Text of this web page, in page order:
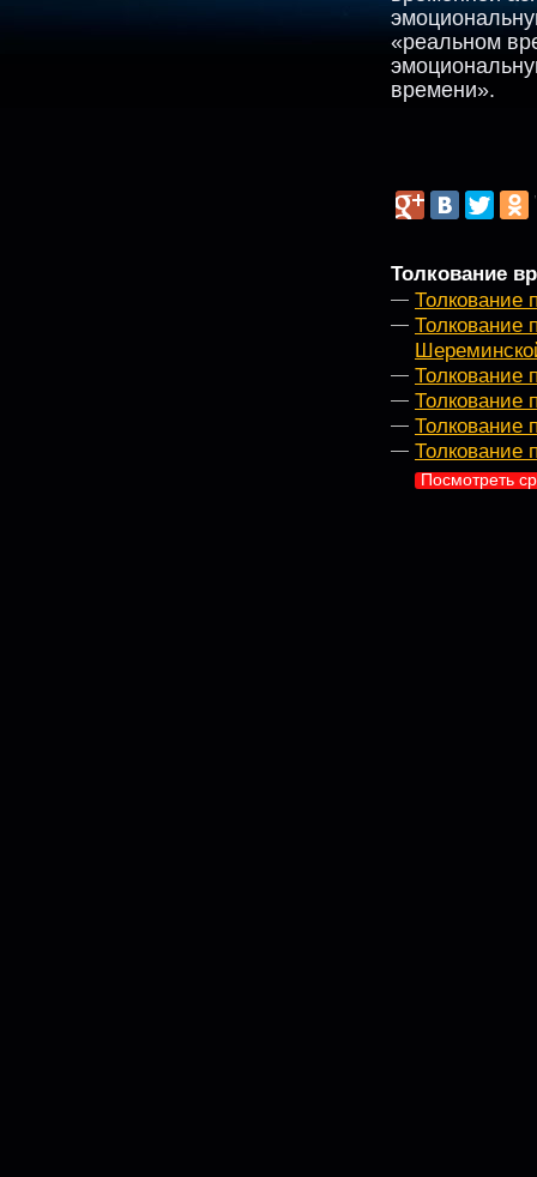
«реальном
времени».
Толкование
Толкование
Толкование
Толкование
Толкование
Толкование
Толкование
Посмотреть